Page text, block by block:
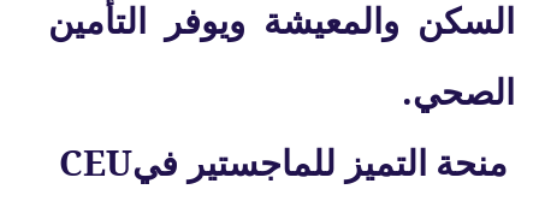
السكن والمعيشة ويوفر التأمين
الصحي.
منحة التميز للماجستير فيCEU